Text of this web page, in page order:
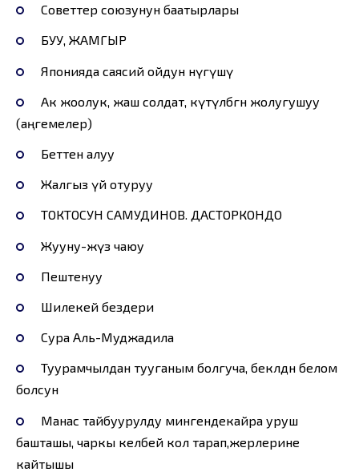
Советтер союзунун баатырлары
БУУ, ЖАМГЫР
Японияда саясий ойдун өнүгүшү
Ак жоолук, жаш солдат, күтүлбөгөн жолугушуу
(аңгемелер)
Беттен алуу
Жалгыз үй отуруу
ТОКТОСУН САМУДИНОВ. ДАСТОРКОНДО
Жууну-жүз чаюу
Пештенуу
Шилекей бездери
Сура Аль-Муджадила
Туурамчылдан тууганым болгуча, бекөөлдөн белом
болсун
Манас тайбуурулду мингендекайра уруш
башташы, чаркы келбей кол тарап,жерлерине
кайтышы